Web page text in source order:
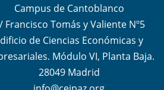
Campus de Cantoblanco
Francisco Tomás y Valiente Nº5
de Ciencias Económicas y
Módulo VI, Planta Baja.
28049 Madrid